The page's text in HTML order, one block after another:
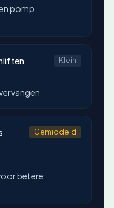
pomp
Klein
Gemiddeld
betere